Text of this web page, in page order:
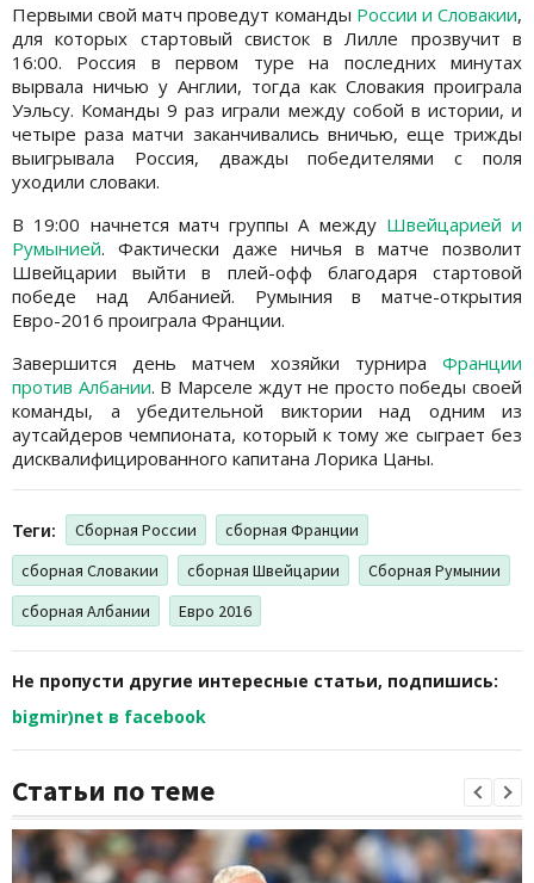
Первыми свой матч проведут команды России и Словакии,
для которых стартовый свисток в Лилле прозвучит в
16:00. Россия в первом туре на последних минутах
вырвала ничью у Англии, тогда как Словакия проиграла
Уэльсу. Команды 9 раз играли между собой в истории, и
четыре раза матчи заканчивались вничью, еще трижды
выигрывала Россия, дважды победителями с поля
уходили словаки.
В 19:00 начнется матч группы А между Швейцарией и
Румынией. Фактически даже ничья в матче позволит
Швейцарии выйти в плей-офф благодаря стартовой
победе над Албанией. Румыния в матче-открытия
Евро-2016 проиграла Франции.
Завершится день матчем хозяйки турнира Франции
против Албании. В Марселе ждут не просто победы своей
команды, а убедительной виктории над одним из
аутсайдеров чемпионата, который к тому же сыграет без
дисквалифицированного капитана Лорика Цаны.
Теги: Сборная России
сборная Франции
сборная Словакии
сборная Швейцарии
Сборная Румынии
сборная Албании
Евро 2016
Не пропусти другие интересные статьи, подпишись:
bigmir)net в facebook
Статьи по теме